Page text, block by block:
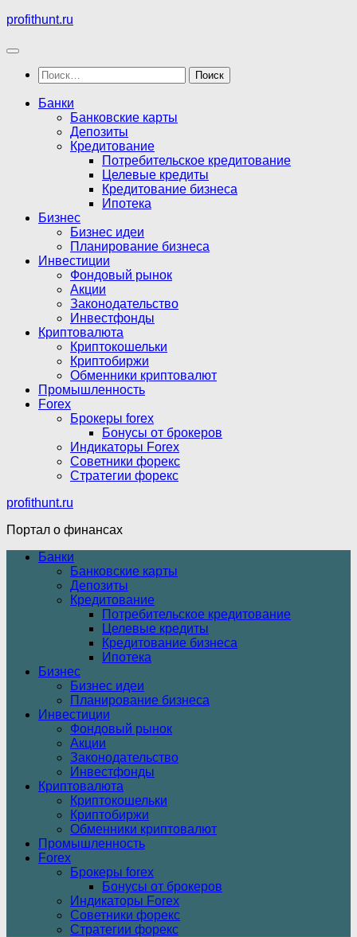
Перейти
содержимому
profithunt.ru
Найти:
Банки
Банковские карты
Депозиты
Кредитование
Потребительское кредитование
Целевые кредиты
Кредитование бизнеса
Ипотека
Бизнес
Бизнес идеи
Планирование бизнеса
Инвестиции
Фондовый рынок
Акции
Законодательство
Инвестфонды
Криптовалюта
Криптокошельки
Криптобиржи
Обменники криптовалют
Промышленность
Forex
Брокеры forex
Бонусы от брокеров
Индикаторы Forex
Советники форекс
Стратегии форекс
profithunt.ru
Портал о финансах
Банки
Банковские карты
Депозиты
Кредитование
Потребительское кредитование
Целевые кредиты
Кредитование бизнеса
Ипотека
Бизнес
Бизнес идеи
Планирование бизнеса
Инвестиции
Фондовый рынок
Акции
Законодательство
Инвестфонды
Криптовалюта
Криптокошельки
Криптобиржи
Обменники криптовалют
Промышленность
Forex
Брокеры forex
Бонусы от брокеров
Индикаторы Forex
Советники форекс
Стратегии форекс